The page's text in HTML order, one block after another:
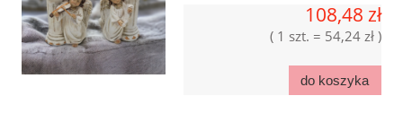
108,48 zł
( 1 szt. = 54,24 zł )
do koszyka